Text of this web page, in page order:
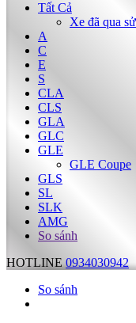
Tất Cả
Xe đã qua
A
C
E
S
CLA
CLS
GLA
GLC
GLE
GLE Coupe
GLS
SL
SLK
AMG
So sánh
HOTLINE 0934030942
So sánh